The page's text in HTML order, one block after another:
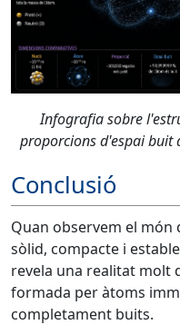
Infografia sobre
proporcions d'espai buit
Conclusió
Quan observem el món
sòlid, compacte i
revela una realitat molt
formada per àtoms
completament buits.